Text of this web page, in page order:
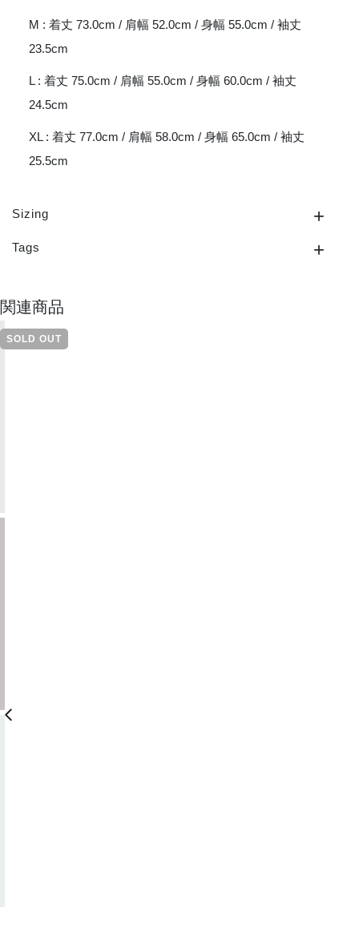
M : 着丈 73.0cm / 肩幅 52.0cm / 身幅 55.0cm / 袖丈
23.5cm
L : 着丈 75.0cm / 肩幅 55.0cm / 身幅 60.0cm / 袖丈
24.5cm
XL : 着丈 77.0cm / 肩幅 58.0cm / 身幅 65.0cm / 袖丈
25.5cm
Sizing
Tags
関連商品
SOLD OUT